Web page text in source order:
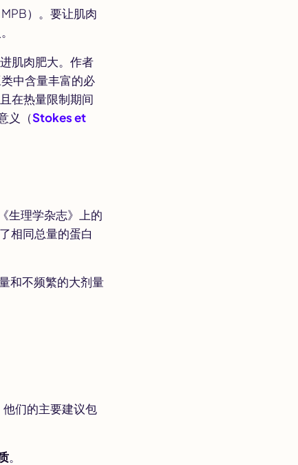
）。要让肌肉
肌肉肥大。作者
中含量丰富的必
在热量限制期间
义（Stokes et
生理学杂志》上的
相同总量的蛋白
和不频繁的大剂量
们的主要建议包
。